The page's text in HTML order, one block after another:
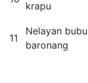
krapu
11
Nelayan bubu
baronang